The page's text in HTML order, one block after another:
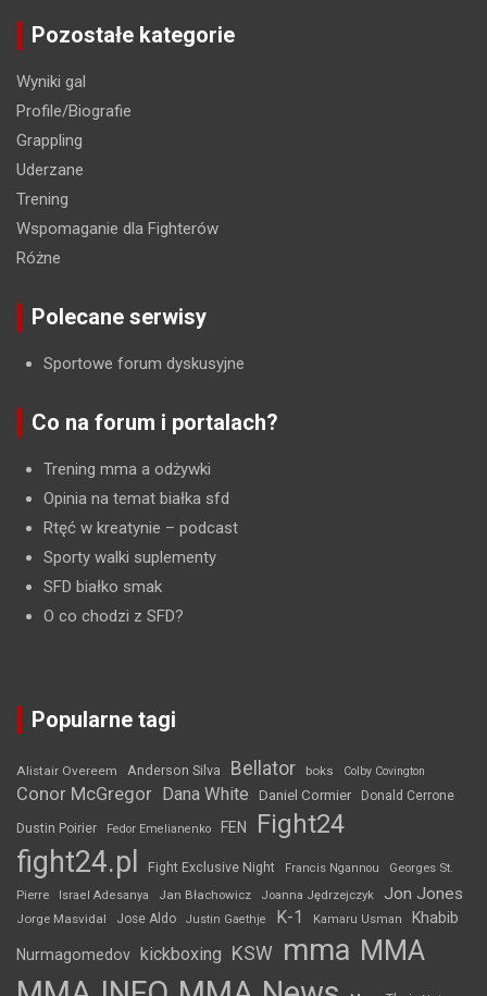
Pozostałe kategorie
Wyniki gal
Profile/Biografie
Grappling
Uderzane
Trening
Wspomaganie dla Fighterów
Różne
Polecane serwisy
Sportowe forum dyskusyjne
Co na forum i portalach?
Trening mma a odżywki
Opinia na temat białka sfd
Rtęć w kreatynie – podcast
Sporty walki suplementy
SFD białko smak
O co chodzi z SFD?
Popularne tagi
Alistair Overeem Anderson Silva Bellator boks Colby Covington
Conor McGregor Dana White Daniel Cormier Donald Cerrone
Dustin Poirier Fedor Emelianenko FEN Fight24
fight24.pl Fight Exclusive Night Francis Ngannou
Georges St.
Pierre
Israel Adesanya Jan Błachowicz Joanna Jędrzejczyk Jon Jones
Jorge Masvidal Jose Aldo Justin Gaethje K-1 Kamaru Usman Khabib
Nurmagomedov kickboxing KSW mma MMA